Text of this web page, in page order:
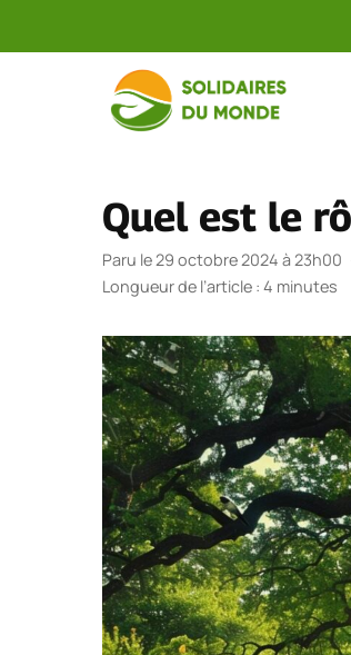
Quel est le
Paru le 29 octobre 2024 à 23h00
Longueur de l’article : 4 minutes